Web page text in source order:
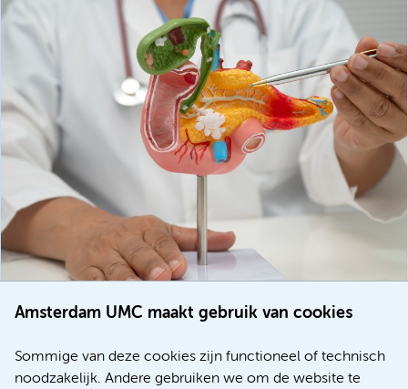
Amsterdam UMC maakt gebruik van cookies
Sommige van deze cookies zijn functioneel of technisch
noodzakelijk. Andere gebruiken we om de website te
voor patiënten met alvleesklierkanker verbeteren